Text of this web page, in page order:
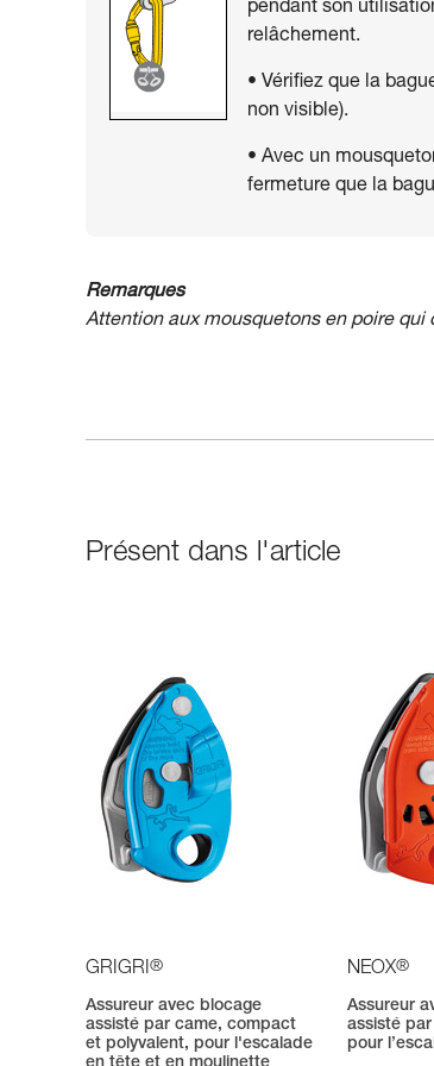
pendant son
relâchement.
• Vérifiez que la
non visible).
• Avec un
fermeture que la
Remarques
Attention aux mousquetons en poire
Présent dans l'article
GRIGRI®
Assureur avec blocage
assisté par came, compact
et polyvalent, pour l'escalade
NEOX®
Assureur
assisté
pour